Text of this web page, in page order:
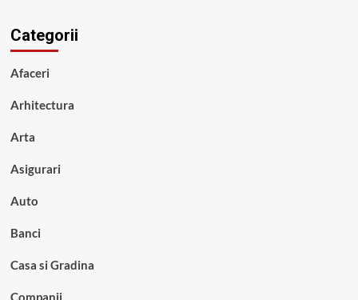
Categorii
Afaceri
Arhitectura
Arta
Asigurari
Auto
Banci
Casa si Gradina
Companii